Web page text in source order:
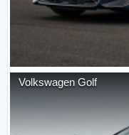
Volkswagen Golf